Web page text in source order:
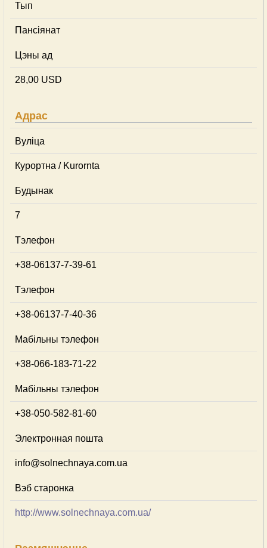
Тып
Пансіянат
Цэны ад
28,00 USD
Адрас
Вуліца
Курортна / Kurornta
Будынак
7
Тэлефон
+38-06137-7-39-61
Тэлефон
+38-06137-7-40-36
Мабільны тэлефон
+38-066-183-71-22
Мабільны тэлефон
+38-050-582-81-60
Электронная пошта
info@solnechnaya.com.ua
Вэб старонка
http://www.solnechnaya.com.ua/